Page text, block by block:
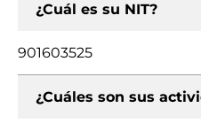
¿Cuál es su NIT?
901603525
¿Cuáles son sus